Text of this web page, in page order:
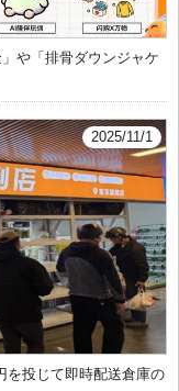
や「排骨ダウンジャケ
2025/11/1
を投じて即時配送倉庫の